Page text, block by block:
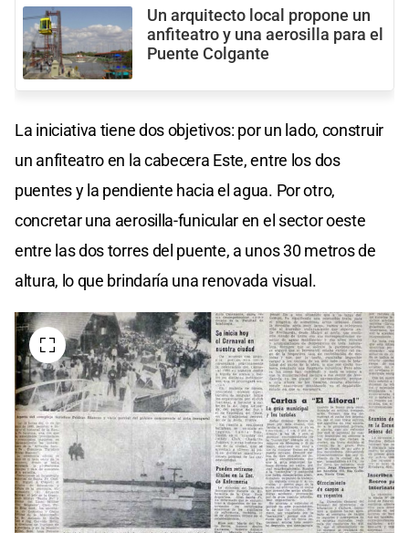
Un arquitecto local propone un
anfiteatro y una aerosilla para el
Puente Colgante
La iniciativa tiene dos objetivos: por un lado, construir
un anfiteatro en la cabecera Este, entre los dos
puentes y la pendiente hacia el agua. Por otro,
concretar una aerosilla-funicular en el sector oeste
entre las dos torres del puente, a unos 30 metros de
altura, lo que brindaría una renovada visual.